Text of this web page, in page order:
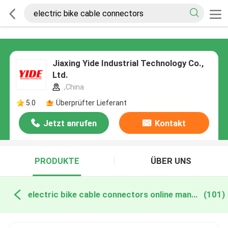
Jiaxing Yide Industrial Technology Co.,
Ltd.
,China
5.0
Überprüfter Lieferant
Jetzt anrufen Kontakt
PRODUKTE ÜBER UNS
electric bike cable connectors online manufacture (101)